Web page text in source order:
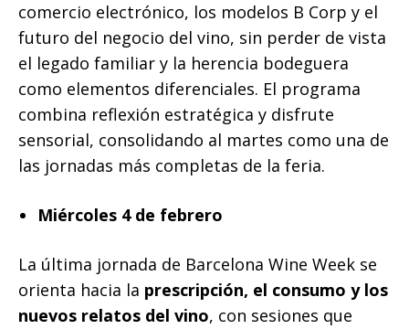
comercio electrónico, los modelos B Corp y el
futuro del negocio del vino, sin perder de vista
el legado familiar y la herencia bodeguera
como elementos diferenciales. El programa
combina reflexión estratégica y disfrute
sensorial, consolidando al martes como una de
las jornadas más completas de la feria.
Miércoles 4 de febrero
La última jornada de Barcelona Wine Week se
orienta hacia la prescripción, el consumo y los
nuevos relatos del vino, con sesiones que